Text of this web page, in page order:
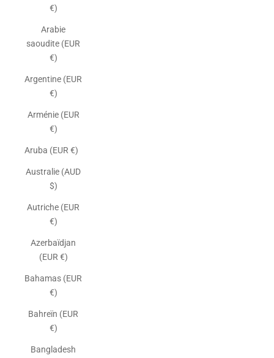
€)
Arabie
saoudite (EUR
€)
Argentine (EUR
€)
Arménie (EUR
€)
Aruba (EUR €)
Australie (AUD
$)
Autriche (EUR
€)
Azerbaïdjan
(EUR €)
Bahamas (EUR
€)
Bahreïn (EUR
€)
Bangladesh